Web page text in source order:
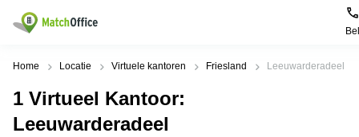
Bel
Huren / Verhuren
Productpagina's
Populaire
Steden
Populaire
zoekopdrachten
Help
Home Locatie Virtuele kantoren Friesland Leeuwarderadeel
1 Virtueel Kantoor:
Leeuwarderadeel